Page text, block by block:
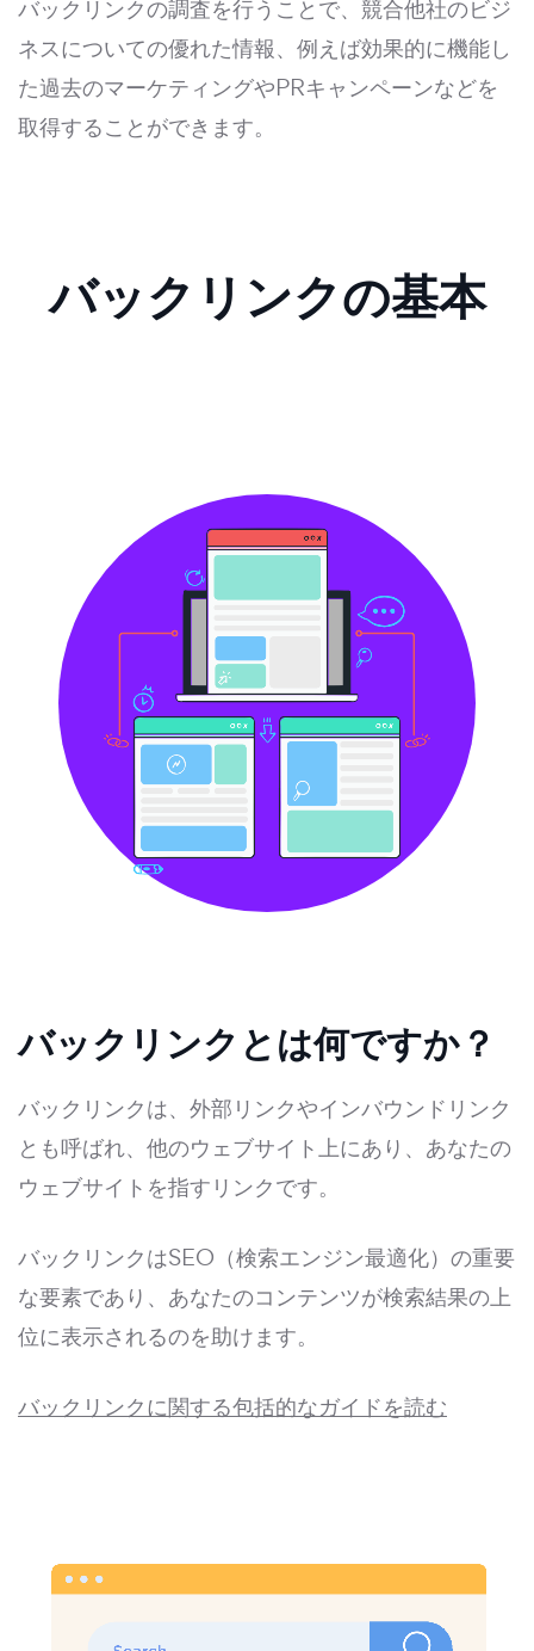
バックリンクの調査を行うことで、競合他社のビジ
ネスについての優れた情報、例えば効果的に機能し
た過去のマーケティングやPRキャンペーンなどを
取得することができます。
バックリンクの基本
バックリンクとは何ですか？
バックリンクは、外部リンクやインバウンドリンク
とも呼ばれ、他のウェブサイト上にあり、あなたの
ウェブサイトを指すリンクです。
バックリンクはSEO（検索エンジン最適化）の重要
な要素であり、あなたのコンテンツが検索結果の上
位に表示されるのを助けます。
バックリンクに関する包括的なガイドを読む